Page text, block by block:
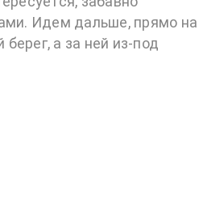
Идем дальше, прямо на
а за ней из-под